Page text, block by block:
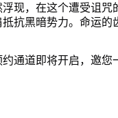
现，在这个遭受诅咒
抗黑暗势力。命运的
约通道即将开启，邀